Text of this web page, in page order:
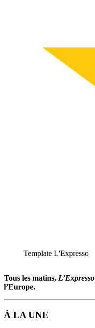
Template L'Expresso
Tous les matins, L’Expresso
l’Europe.
À LA UNE